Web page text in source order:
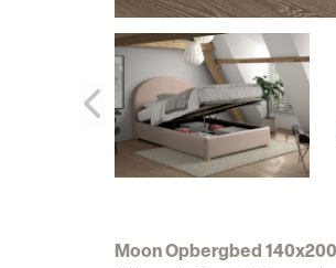
Moon Opbergbed